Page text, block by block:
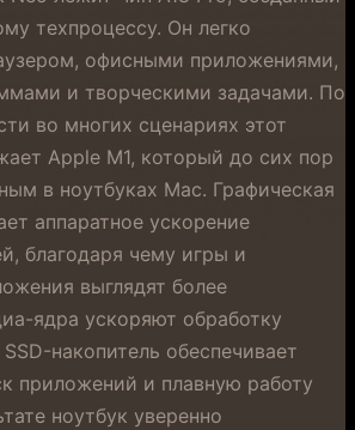
техпроцессу. Он легко
офисными приложениями,
и творческими задачами. По
во многих сценариях этот
Apple M1, который до сих пор
в ноутбуках Mac. Графическая
аппаратное ускорение
благодаря чему игры и
выглядят более
ядра ускоряют обработку
накопитель обеспечивает
приложений и плавную работу
ноутбук уверенно